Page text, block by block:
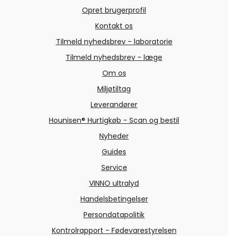
Opret brugerprofil
Kontakt os
Tilmeld nyhedsbrev - laboratorie
Tilmeld nyhedsbrev - læge
Om os
Miljøtiltag
Leverandører
Hounisen® Hurtigkøb - Scan og bestil
Nyheder
Guides
Service
VINNO ultralyd
Handelsbetingelser
Persondatapolitik
Kontrolrapport - Fødevarestyrelsen